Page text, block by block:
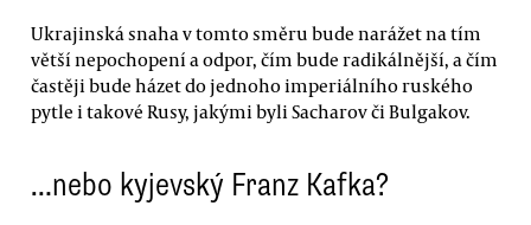
Ukrajinská snaha v tomto směru bude narážet na tím
větší nepochopení a odpor, čím bude radikálnější, a čím
častěji bude házet do jednoho imperiálního ruského
pytle i takové Rusy, jakými byli Sacharov či Bulgakov.
…nebo kyjevský Franz Kafka?